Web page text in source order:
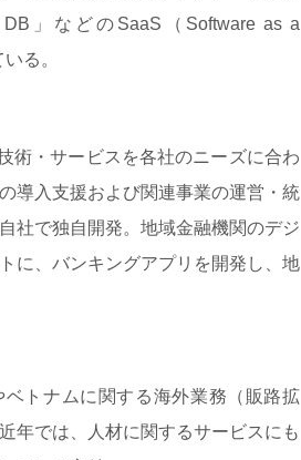
DB」などのSaaS（Software as a
る。
術・サービスを各社のニーズに合わ
導入支援および関連事業の運営・統
社で独自開発。地域金融機関のデジ
に、バンキングアプリを開発し、地
トナムに関する海外業務（販路拡
年では、人材に関するサービスにも